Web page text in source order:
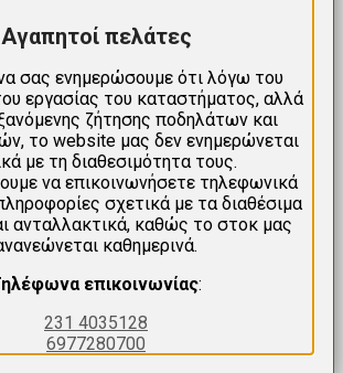
Αναδιπλούμενα (Σπαστά)
Fat Bikes
Αγαπητοί πελάτες
σας ενημερώσουμε ότι λόγω του
εργασίας του καταστήματος, αλλά
ζήτησης ποδηλάτων και
το website μας δεν ενημερώνεται
με τη διαθεσιμότητα τους.
να επικοινωνήσετε τηλεφωνικά
σχετικά με τα διαθέσιμα
ανταλλακτικά, καθώς το στοκ μας
καθημερινά.
επικοινωνίας:
231 4035128
6977280700